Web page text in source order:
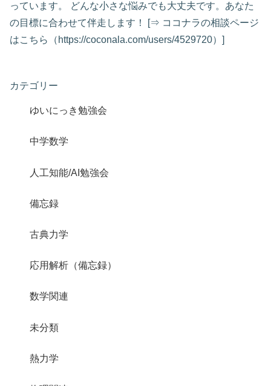
っています。 どんな小さな悩みでも大丈夫です。あなた
の目標に合わせて伴走します！ [⇒ ココナラの相談ページ
はこちら（https://coconala.com/users/4529720）]
カテゴリー
ゆいにっき勉強会
中学数学
人工知能/AI勉強会
備忘録
古典力学
応用解析（備忘録）
数学関連
未分類
熱力学